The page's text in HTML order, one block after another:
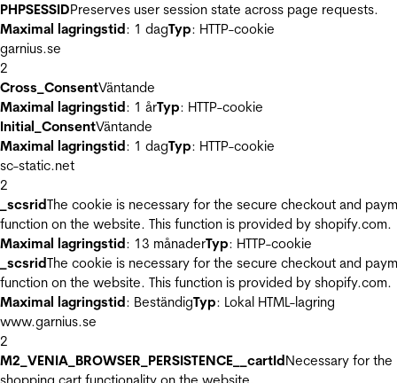
PHPSESSIDPreserves user session state across page requests.
Maximal lagringstid: 1 dagTyp: HTTP-cookie
garnius.se
2
Cross_ConsentVäntande
Maximal lagringstid: 1 årTyp: HTTP-cookie
Initial_ConsentVäntande
Maximal lagringstid: 1 dagTyp: HTTP-cookie
sc-static.net
2
_scsridThe cookie is necessary for the secure checkout and
function on the website. This function is provided by shopify.com.
Maximal lagringstid: 13 månaderTyp: HTTP-cookie
_scsridThe cookie is necessary for the secure checkout and
function on the website. This function is provided by shopify.com.
Maximal lagringstid: BeständigTyp: Lokal HTML-lagring
www.garnius.se
2
M2_VENIA_BROWSER_PERSISTENCE__cartIdNecessary for the